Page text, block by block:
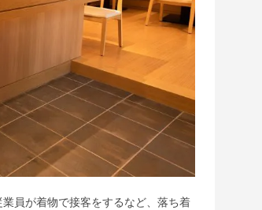
員が着物で接客をするなど、落ち着